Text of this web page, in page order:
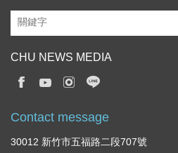
CHU NEWS MEDIA
Contact message
30012 新竹市五福路二段707號